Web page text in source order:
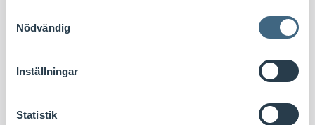
Nödvändig
Inställningar
Statistik